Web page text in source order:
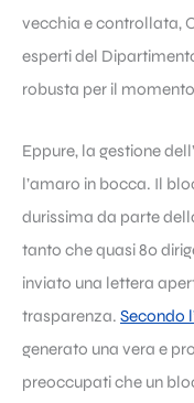
vecchia e controllata,
esperti del
robusta per il
Eppure, la gestione
l’amaro in bocca. Il
durissima da parte
tanto che quasi 80
inviato una lettera
trasparenza. Secondo
generato una vera e
preoccupati che un